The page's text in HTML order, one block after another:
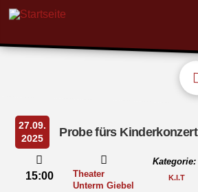
27.09.
2025
Probe fürs Kinderkonzert
15:00
Theater
Unterm Giebel
Kategorie:
K.I.T